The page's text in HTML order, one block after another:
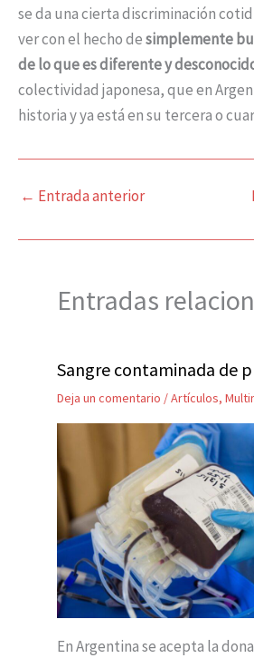
se da una cierta discriminación
ver con el hecho desimplemente
de lo que es diferente y
colectividad japonesa, que en
historia y ya está en su tercera o
← Entrada anterior
Entradas
Sangre contaminada de
Deja un comentario /Artículos,
En Argentina se acepta la